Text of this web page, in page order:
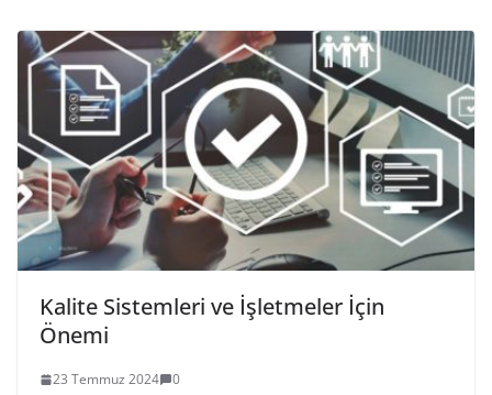
Kalite Sistemleri ve İşletmeler İçin
Önemi
23 Temmuz 2024 0